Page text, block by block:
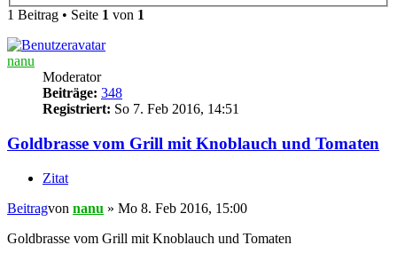
1 Beitrag • Seite 1 von 1
nanu
Moderator
Beiträge: 348
Registriert: So 7. Feb 2016, 14:51
Goldbrasse vom Grill mit Knoblauch und Tomaten
Zitat
Beitragvon nanu » Mo 8. Feb 2016, 15:00
Goldbrasse vom Grill mit Knoblauch und Tomaten